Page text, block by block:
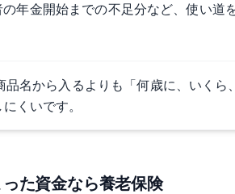
年金開始までの不足分など、使い道
名から入るよりも「何歳に、いく
くいです。
た資金なら養老保険